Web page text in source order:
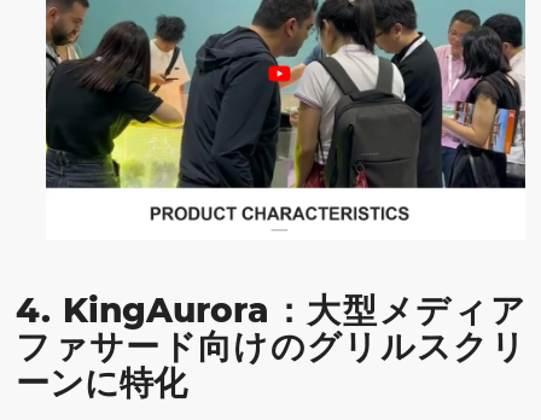
4. KingAurora：大型メディア
ファサード向けのグリルスクリ
ーンに特化